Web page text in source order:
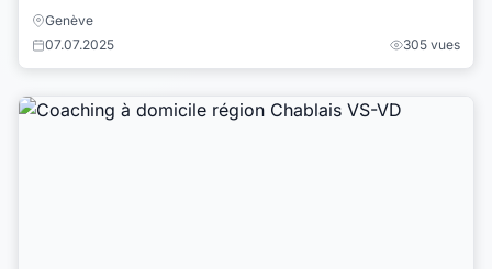
Genève
07.07.2025
305 vues